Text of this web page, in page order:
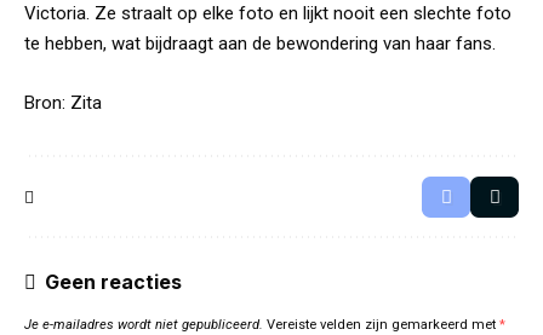
Victoria. Ze straalt op elke foto en lijkt nooit een slechte foto
te hebben, wat bijdraagt aan de bewondering van haar fans.
Bron: Zita
Geen reacties
Je e-mailadres wordt niet gepubliceerd. Vereiste velden zijn gemarkeerd met *